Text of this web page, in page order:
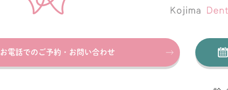
お電話でのご予約・お問い合わせ